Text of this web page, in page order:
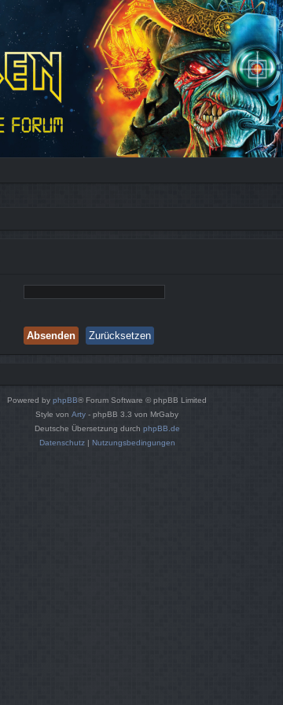
Powered by phpBB® Forum Software © phpBB Limited
Style von Arty - phpBB 3.3 von MrGaby
Deutsche Übersetzung durch phpBB.de
Datenschutz| Nutzungsbedingungen